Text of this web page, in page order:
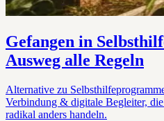
Gefangen in
Ausweg alle Regeln
Alternative zu
Verbindung & digitale Begleiter,
radikal anders handeln.